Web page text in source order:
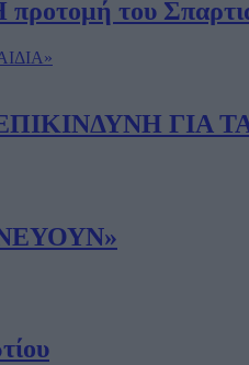
του
ΓΙΑ